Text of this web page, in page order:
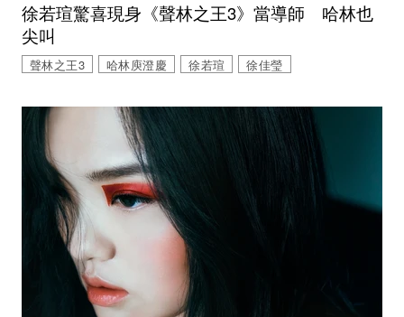
徐若瑄驚喜現身《聲林之王3》當導師 哈林也
尖叫
聲林之王3 哈林庾澄慶 徐若瑄 徐佳瑩